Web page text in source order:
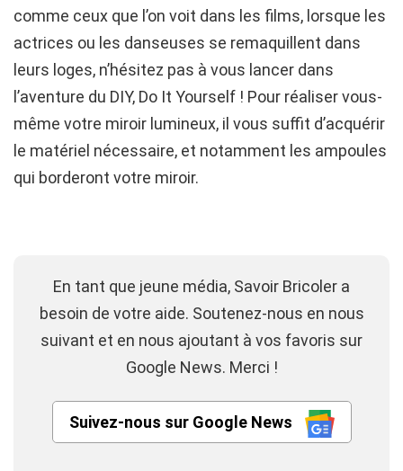
comme ceux que l’on voit dans les films, lorsque les
actrices ou les danseuses se remaquillent dans
leurs loges, n’hésitez pas à vous lancer dans
l’aventure du DIY, Do It Yourself ! Pour réaliser vous-
même votre miroir lumineux, il vous suffit d’acquérir
le matériel nécessaire, et notamment les ampoules
qui borderont votre miroir.
En tant que jeune média, Savoir Bricoler a
besoin de votre aide. Soutenez-nous en nous
suivant et en nous ajoutant à vos favoris sur
Google News. Merci !
Suivez-nous sur Google News